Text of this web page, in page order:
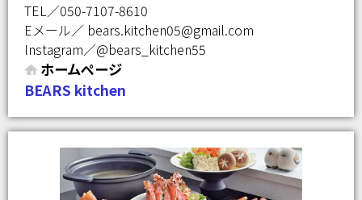
TEL／050-7107-8610
Eメール／ bears.kitchen05@gmail.com
Instagram／@bears_kitchen55
ホームページ
BEARS kitchen